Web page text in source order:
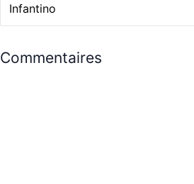
Infantino
Commentaires